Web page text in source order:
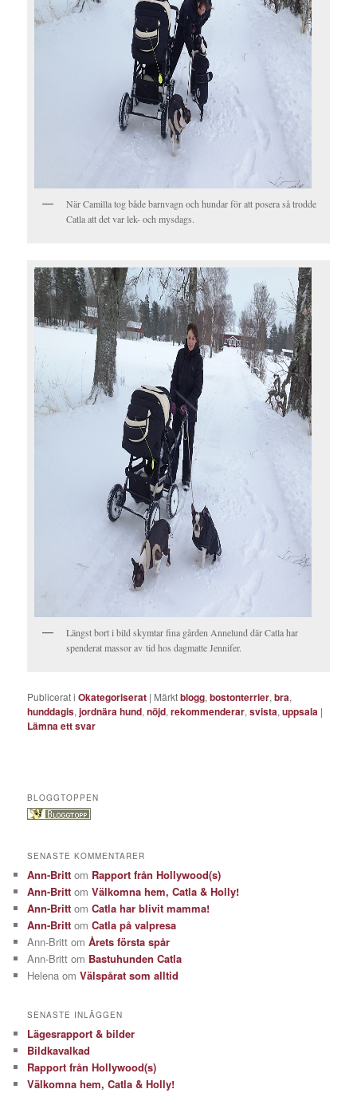
När Camilla tog både barnvagn och hundar för att posera så trodde
Catla att det var lek- och mysdags.
Längst bort i bild skymtar fina gården Annelund där Catla har
spenderat massor av tid hos dagmatte Jennifer.
Publicerat i Okategoriserat | Märktblogg,bostonterrier,bra,
hunddagis,jordnära hund,nöjd,rekommenderar,svista,uppsala |
Lämna ett svar
BLOGGTOPPEN
SENASTE KOMMENTARER
Ann-Britt om Rapport från Hollywood(s)
Ann-Britt omVälkomna hem, Catla & Holly!
Ann-Britt omCatla har blivit mamma!
Ann-Britt omCatla på valpresa
Ann-Britt omÅrets första spår
Ann-Britt om Bastuhunden Catla
Helena omVälspårat som alltid
SENASTE INLÄGGEN
Lägesrapport & bilder
Bildkavalkad
Rapport från Hollywood(s)
Välkomna hem, Catla & Holly!